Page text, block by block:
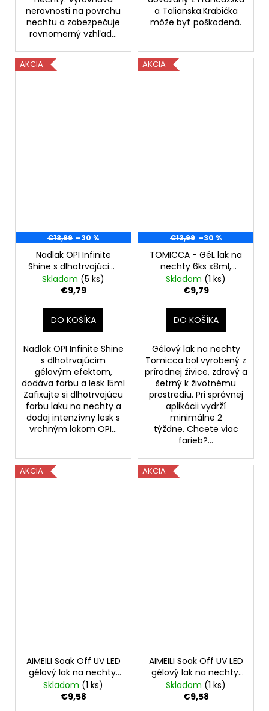
nerovnosti na povrchu
nechtu a zabezpečuje
rovnomerný vzhľad...
a Talianska.Krabička
môže byť poškodená.
AKCIA
€13,99 –30 %
Nadlak OPI Infinite
Shine s dlhotrvajúcim
gélovým efektom,
dodáva farbu a lesk
Skladom (5 ks)
€9,79
DO KOŠÍKA
Nadlak OPI Infinite Shine
s dlhotrvajúcim
gélovým efektom,
dodáva farbu a lesk 15ml
Zafixujte si dlhotrvajúcu
farbu laku na nechty a
dodaj intenzívny lesk s
vrchným lakom OPI...
AKCIA
€13,99 –30 %
TOMICCA - GéL lak na
nechty 6ks x8ml,
rôzne odtiene Z21-Z26
Skladom (1 ks)
€9,79
DO KOŠÍKA
Gélový lak na nechty
Tomicca bol vyrobený z
prírodnej živice, zdravý a
šetrný k životnému
prostrediu. Pri správnej
aplikácii vydrží
minimálne 2
týždne. Chcete viac
farieb?...
AKCIA
AIMEILI Soak Off UV LED
gélový lak na nechty,
4 x 10ml-set4-19
Skladom (1 ks)
€9,58
AKCIA
AIMEILI Soak Off UV LED
gélový lak na nechty,
4 x 10ml-set4-19-
otvorené
Skladom (1 ks)
€9,58